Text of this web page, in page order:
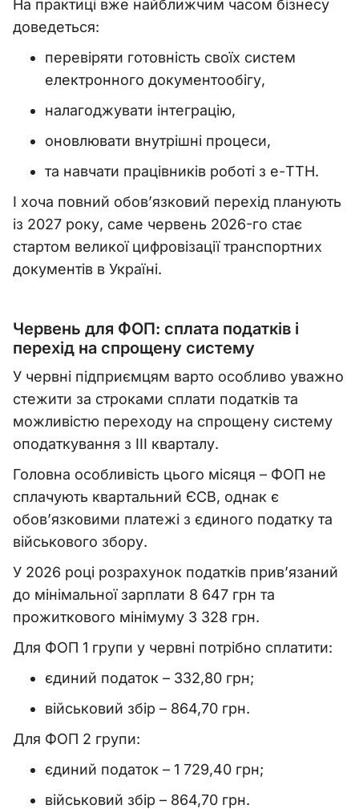
На практиці вже найближчим часом бізнесу
доведеться:
перевіряти готовність своїх систем
електронного документообігу,
налагоджувати інтеграцію,
оновлювати внутрішні процеси,
та навчати працівників роботі з е-ТТН.
І хоча повний обов’язковий перехід планують
із 2027 року, саме червень 2026-го стає
стартом великої цифровізації транспортних
документів в Україні.
Червень для ФОП: сплата податків і
перехід на спрощену систему
У червні підприємцям варто особливо уважно
стежити за строками сплати податків та
можливістю переходу на спрощену систему
оподаткування з III кварталу.
Головна особливість цього місяця – ФОП не
сплачують квартальний ЄСВ, однак є
обов’язковими платежі з єдиного податку та
військового збору.
У 2026 році розрахунок податків прив’язаний
до мінімальної зарплати 8 647 грн та
прожиткового мінімуму 3 328 грн.
Для ФОП 1 групи у червні потрібно сплатити:
єдиний податок – 332,80 грн;
військовий збір – 864,70 грн.
Для ФОП 2 групи:
єдиний податок – 1 729,40 грн;
військовий збір – 864,70 грн.